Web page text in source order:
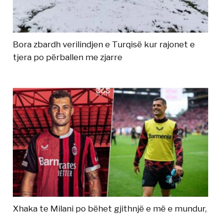
Bora zbardh verilindjen e Turqisë kur rajonet e
tjera po përballen me zjarre
Xhaka te Milani po bëhet gjithnjë e më e mundur,